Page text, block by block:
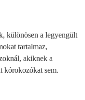
különösen a legyengült
tartalmaz,
akiknek a
kórokozókat sem.